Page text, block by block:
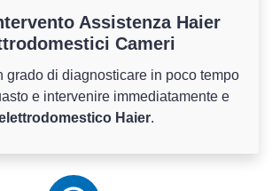
Assistenza Haier
Cameri
grado di diagnosticare in poco tempo
e intervenire immediatamente e
Haier.